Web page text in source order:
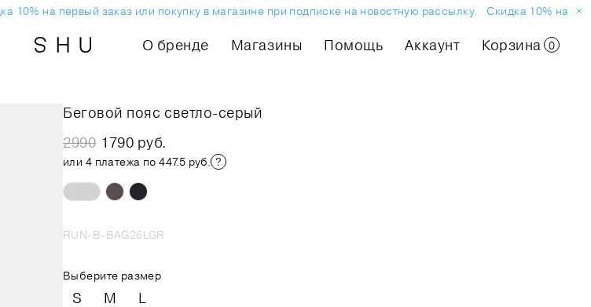
на первый заказ или покупку в магазине при подписке на новостную рассылку. Скидка 10% на
О бренде Магазины Помощь Аккаунт Корзина 0
Беговой пояс светло-серый
2990 1790 руб.
или 4 платежа по 447.5 руб.
RUN-B-BAG26LGR
Выберите размер
S M L